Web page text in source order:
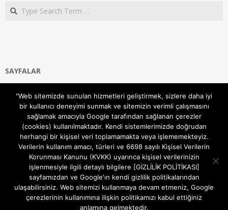
Search
SAYFALAR
Gizlilik ve Çerezler (Cookies) Politikası
Hakkımızda
İletişim Kanalları
MODEM KURULUM
TEKNİK DESTEK
TELEVİZYON SİSTEMLERİ
"Web sitemizde sunulan hizmetleri geliştirmek, sizlere daha iyi
bir kullanıcı deneyimi sunmak ve sitemizin verimli çalışmasını
sağlamak amacıyla Google tarafından sağlanan çerezler
(cookies) kullanılmaktadır. Kendi sistemlerimizde doğrudan
herhangi bir kişisel veri toplamamakta veya işlememekteyiz.
Verilerin kullanım amacı, türleri ve 6698 sayılı Kişisel Verilerin
Korunması Kanunu (KVKK) uyarınca kişisel verilerinizin
işlenmesiyle ilgili detaylı bilgilere [GİZLİLİK POLİTİKASI]
sayfamızdan ve Google'ın kendi gizlilik politikalarından
ulaşabilirsiniz. Web sitemizi kullanmaya devam etmeniz, Google
çerezlerinin kullanımına ilişkin politikamızı kabul ettiğiniz
anlamına gelmektedir.